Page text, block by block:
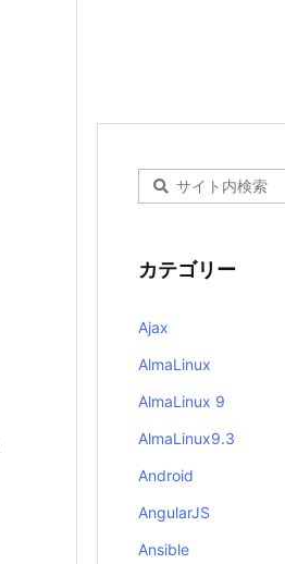
カテゴリー
Ajax
AlmaLinux
AlmaLinux 9
AlmaLinux9.3
Android
AngularJS
Ansible